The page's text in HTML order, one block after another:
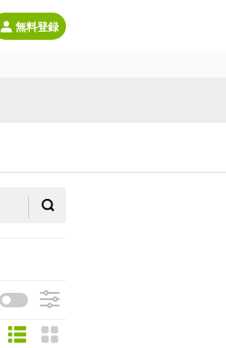
無料登録